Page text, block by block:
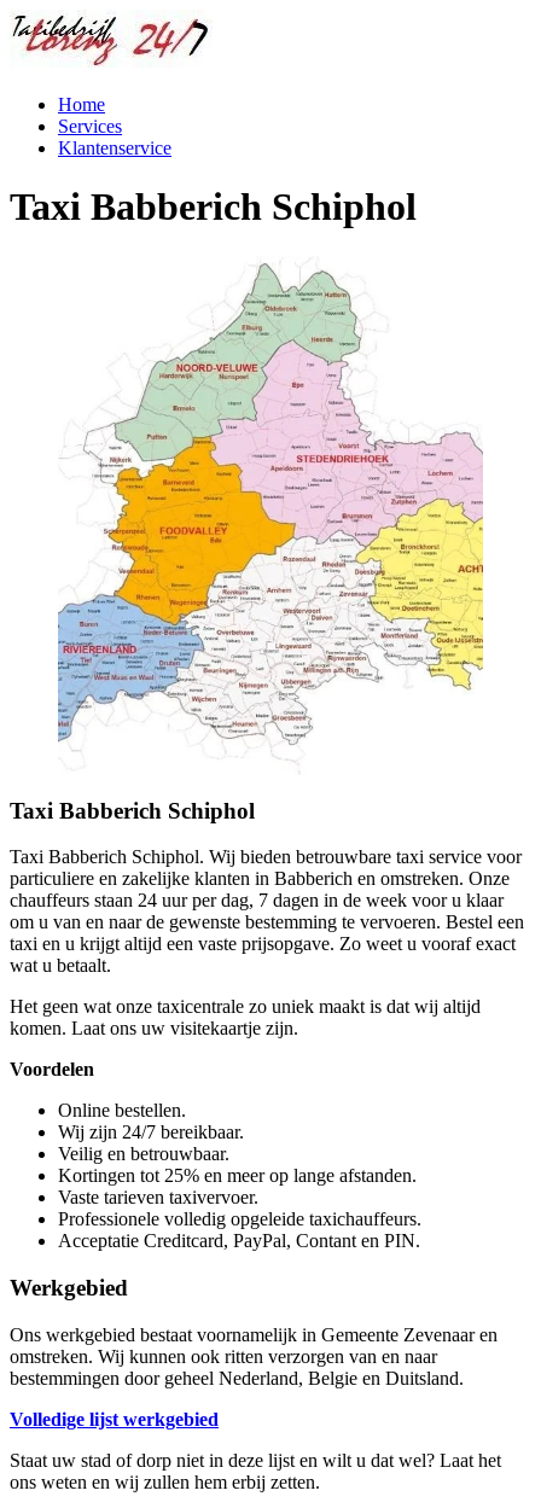
Home
Services
Klantenservice
Taxi Babberich Schiphol
Taxi Babberich Schiphol
Taxi Babberich Schiphol. Wij bieden betrouwbare taxi service voor
particuliere en zakelijke klanten in Babberich en omstreken. Onze
chauffeurs staan 24 uur per dag, 7 dagen in de week voor u klaar
om u van en naar de gewenste bestemming te vervoeren. Bestel een
taxi en u krijgt altijd een vaste prijsopgave. Zo weet u vooraf exact
wat u betaalt.
Het geen wat onze taxicentrale zo uniek maakt is dat wij altijd
komen. Laat ons uw visitekaartje zijn.
Voordelen
Online bestellen.
Wij zijn 24/7 bereikbaar.
Veilig en betrouwbaar.
Kortingen tot 25% en meer op lange afstanden.
Vaste tarieven taxivervoer.
Professionele volledig opgeleide taxichauffeurs.
Acceptatie Creditcard, PayPal, Contant en PIN.
Werkgebied
Ons werkgebied bestaat voornamelijk in Gemeente Zevenaar en
omstreken. Wij kunnen ook ritten verzorgen van en naar
bestemmingen door geheel Nederland, Belgie en Duitsland.
Volledige lijst werkgebied
Staat uw stad of dorp niet in deze lijst en wilt u dat wel? Laat het
ons weten en wij zullen hem erbij zetten.